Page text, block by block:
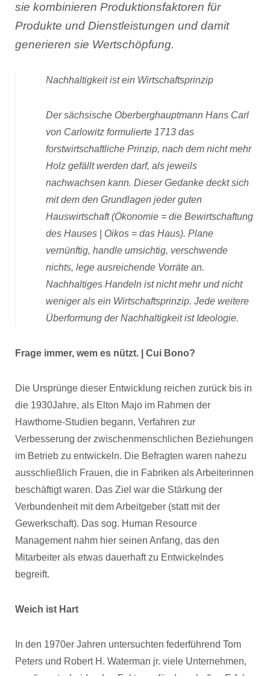
sie kombinieren Produktionsfaktoren für
Produkte und Dienstleistungen und damit
generieren sie Wertschöpfung.
Nachhaltigkeit ist ein Wirtschaftsprinzip
Der sächsische Oberberghauptmann Hans Carl
von Carlowitz formulierte 1713 das
forstwirtschaftliche Prinzip, nach dem nicht mehr
Holz gefällt werden darf, als jeweils
nachwachsen kann. Dieser Gedanke deckt sich
mit dem den Grundlagen jeder guten
Hauswirtschaft (Ökonomie = die Bewirtschaftung
des Hauses | Oikos = das Haus). Plane
vernünftig, handle umsichtig, verschwende
nichts, lege ausreichende Vorräte an.
Nachhaltiges Handeln ist nicht mehr und nicht
weniger als ein Wirtschaftsprinzip. Jede weitere
Überformung der Nachhaltigkeit ist Ideologie.
Frage immer, wem es nützt. | Cui Bono?
Die Ursprünge dieser Entwicklung reichen zurück bis in
die 1930Jahre, als Elton Majo im Rahmen der
Hawthorne-Studien begann, Verfahren zur
Verbesserung der zwischenmenschlichen Beziehungen
im Betrieb zu entwickeln. Die Befragten waren nahezu
ausschließlich Frauen, die in Fabriken als Arbeiterinnen
beschäftigt waren. Das Ziel war die Stärkung der
Verbundenheit mit dem Arbeitgeber (statt mit der
Gewerkschaft). Das sog. Human Resource
Management nahm hier seinen Anfang, das den
Mitarbeiter als etwas dauerhaft zu Entwickelndes
begreift.
Weich ist Hart
In den 1970er Jahren untersuchten federführend Tom
Peters und Robert H. Waterman jr. viele Unternehmen,